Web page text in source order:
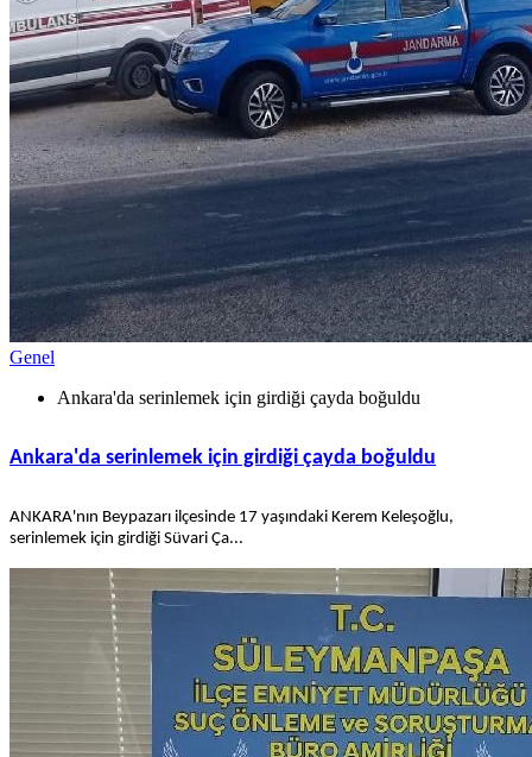
Genel
Ankara'da serinlemek için girdiği çayda boğuldu
Ankara'da serinlemek için girdiği çayda boğuldu
ANKARA'nın Beypazarı ilçesinde 17 yaşındaki Kerem Keleşoğlu,
serinlemek için girdiği Süvari Ça...